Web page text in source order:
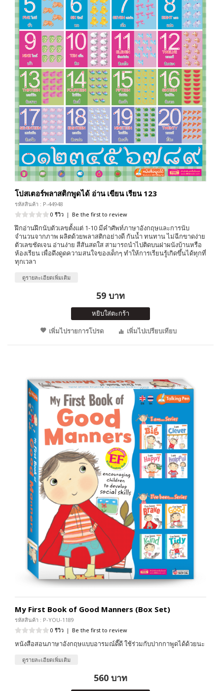
โปสเตอร์พลาสติกพูดได้ อ่าน เขียน เรียน 123
รหัสสินค้า : P-44948
0 รีวิว | Be the first to review
ฝึกอ่านฝึกนับตัวเลขตั้งแต่ 1-10 มีคำศัพท์ภาษาอังกฤษและการนับ
จำนวนจากภาพ ผลิตด้วยพลาสติกอย่างดี กันน้ำ ทนทาน ไม่ฉีกขาดง่าย
ตัวเลขชัดเจน อ่านง่าย สีสันสดใส สามารถนำไปติดบนฝาผนังบ้านหรือ
ห้องเรียน เพื่อดึงดูดความสนใจของเด็กๆ ทำให้การเรียนรู้เกิดขึ้นได้ทุกที่
ทุกเวลา
ดูรายละเอียดเพิ่มเติม
59 บาท
หยิบใส่ตะกร้า
เพิ่มไปรายการโปรด
เพิ่มไปเปรียบเทียบ
My First Book of Good Manners (Box Set)
รหัสสินค้า : P-YOU-1189
0 รีวิว | Be the first to review
หนังสือสอนภาษาอังกฤษแบบอารมณ์ดี๊ดี ใช้ร่วมกับปากกาพูดได้ด้วยนะ
ดูรายละเอียดเพิ่มเติม
560 บาท